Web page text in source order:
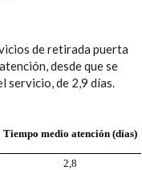
de retirada puerta
desde que se
servicio, de 2,9 días.
Tiempo medio atención (días)
2,8